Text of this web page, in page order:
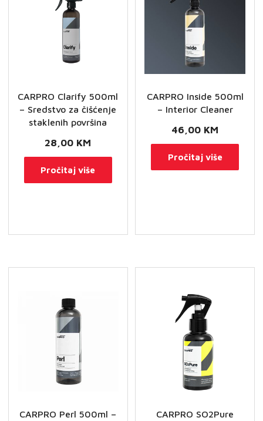
CARPRO Clarify 500ml
– Sredstvo za čišćenje
staklenih površina
28,00 KM
Pročitaj više
CARPRO Inside 500ml
– Interior Cleaner
46,00 KM
Pročitaj više
CARPRO Perl 500ml –
CARPRO SO2Pure